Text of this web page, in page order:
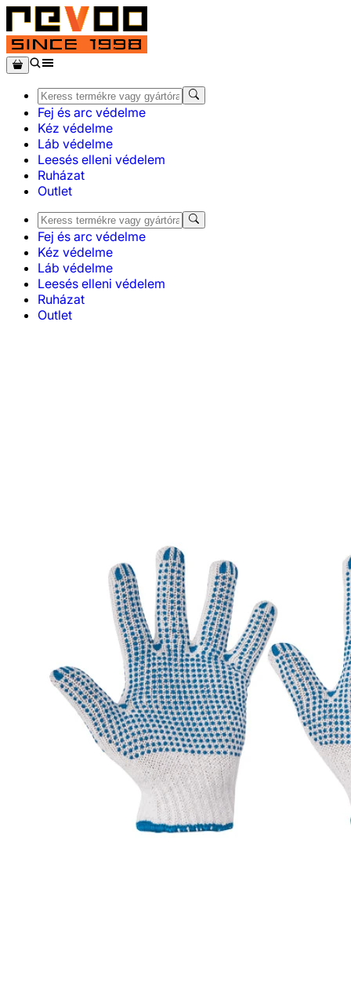
Fej és arc védelme
Kéz védelme
Láb védelme
Leesés elleni védelem
Ruházat
Outlet
Fej és arc védelme
Kéz védelme
Láb védelme
Leesés elleni védelem
Ruházat
Outlet